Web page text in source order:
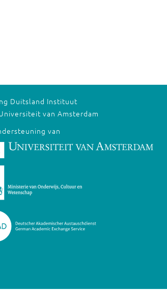
Duitsland Instituut
van Amsterdam
van